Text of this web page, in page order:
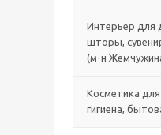
Интерьер для
шторы,
(м-н
Косметика для
гигиена,